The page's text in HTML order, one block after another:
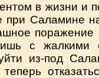
в жизни и
при Саламине
с жалкими
из-под